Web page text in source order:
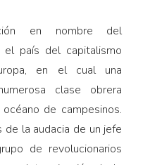
en nombre del
país del capitalismo
en el cual una
clase obrera
de campesinos.
la audacia de un jefe
de revolucionarios